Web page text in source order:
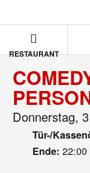
RESTAURANT
Donnerstag,
Tür-/
Ende: 22:00